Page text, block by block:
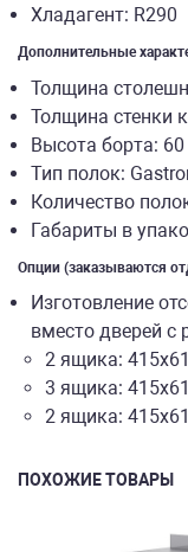
Хладагент: R290
Дополнительные
Толщина
Толщина стенки
Высота борта:
Тип полок:
Количество
Габариты в
Опции (заказываются
Изготовление
вместо дверей с
2 ящика:
3 ящика:
2 ящика:
ПОХОЖИЕ ТОВАРЫ